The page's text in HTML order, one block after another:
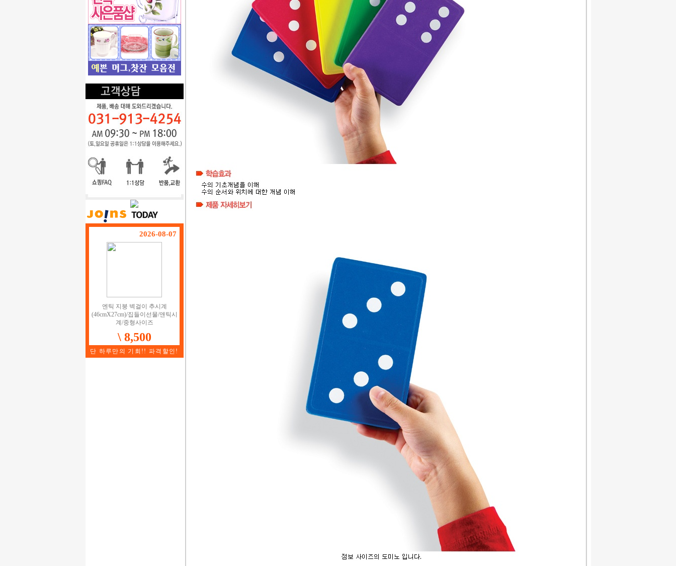
2026-08-07
엔틱 지붕 벽걸이 추시계
(46cmX27cm)/집들이선물/앤틱시
계/중형사이즈
\ 8,500
단 하루만의 기회!! 파격할인!